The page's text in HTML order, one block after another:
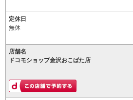
定休日
無休
店舗名
ドコモショップ金沢おこばた店